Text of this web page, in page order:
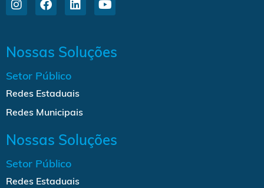
Nossas Soluções
Setor Público
Redes Estaduais
Redes Municipais
Nossas Soluções
Setor Público
Redes Estaduais